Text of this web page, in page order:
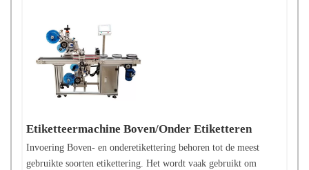
Etiketteermachine Boven/Onder Etiketteren
Invoering Boven- en onderetikettering behoren tot de meest
gebruikte soorten etikettering. Het wordt vaak gebruikt om